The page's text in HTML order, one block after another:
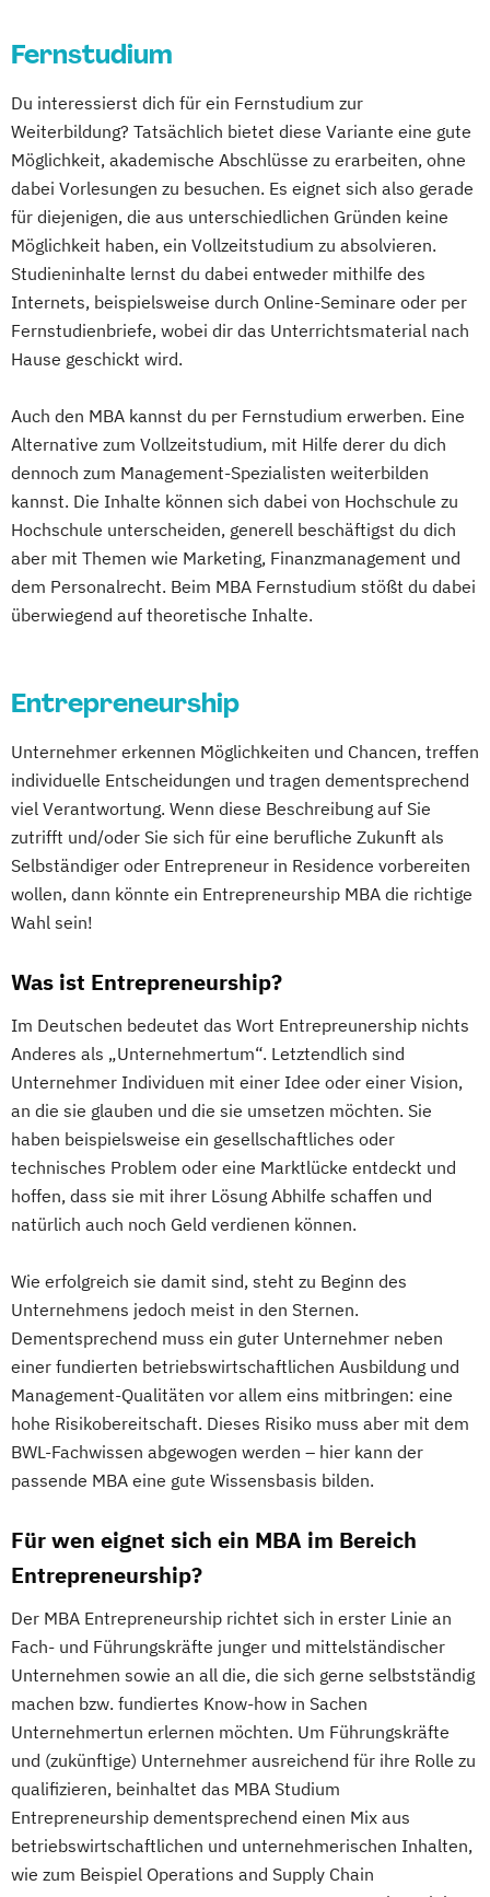
MBA Internationale
MBA Leading Business Transformation
MBA Management in der Weinwirtschaft
MBA Marketing-Management
MBA Motorsport-Management
MBA Sport-Management
MBA Unternehmensführung
MBA Vertriebsingenieur/in
Fernstudium
Du interessierst dich für ein Fernstudium zur
Weiterbildung? Tatsächlich bietet diese Variante eine gute
Möglichkeit, akademische Abschlüsse zu erarbeiten, ohne
dabei Vorlesungen zu besuchen. Es eignet sich also gerade
für diejenigen, die aus unterschiedlichen Gründen keine
Möglichkeit haben, ein Vollzeitstudium zu absolvieren.
Studieninhalte lernst du dabei entweder mithilfe des
Internets, beispielsweise durch Online-Seminare oder per
Fernstudienbriefe, wobei dir das Unterrichtsmaterial nach
Hause geschickt wird.
Auch den MBA kannst du per Fernstudium erwerben. Eine
Alternative zum Vollzeitstudium, mit Hilfe derer du dich
dennoch zum Management-Spezialisten weiterbilden
kannst. Die Inhalte können sich dabei von Hochschule zu
Hochschule unterscheiden, generell beschäftigst du dich
aber mit Themen wie Marketing, Finanzmanagement und
dem Personalrecht. Beim MBA Fernstudium stößt du dabei
überwiegend auf theoretische Inhalte.
Entrepreneurship
Unternehmer erkennen Möglichkeiten und Chancen, treffen
individuelle Entscheidungen und tragen dementsprechend
viel Verantwortung. Wenn diese Beschreibung auf Sie
zutrifft und/oder Sie sich für eine berufliche Zukunft als
Selbständiger oder Entrepreneur in Residence vorbereiten
wollen, dann könnte ein Entrepreneurship MBA die richtige
Wahl sein!
Was ist Entrepreneurship?
Im Deutschen bedeutet das Wort Entrepreunership nichts
Anderes als „Unternehmertum“. Letztendlich sind
Unternehmer Individuen mit einer Idee oder einer Vision,
an die sie glauben und die sie umsetzen möchten. Sie
haben beispielsweise ein gesellschaftliches oder
technisches Problem oder eine Marktlücke entdeckt und
hoffen, dass sie mit ihrer Lösung Abhilfe schaffen und
natürlich auch noch Geld verdienen können.
Wie erfolgreich sie damit sind, steht zu Beginn des
Unternehmens jedoch meist in den Sternen.
Dementsprechend muss ein guter Unternehmer neben
einer fundierten betriebswirtschaftlichen Ausbildung und
Management-Qualitäten vor allem eins mitbringen: eine
hohe Risikobereitschaft. Dieses Risiko muss aber mit dem
BWL-Fachwissen abgewogen werden – hier kann der
passende MBA eine gute Wissensbasis bilden.
Für wen eignet sich ein MBA im Bereich
Entrepreneurship?
Der MBA Entrepreneurship richtet sich in erster Linie an
Fach- und Führungskräfte junger und mittelständischer
Unternehmen sowie an all die, die sich gerne selbstständig
machen bzw. fundiertes Know-how in Sachen
Unternehmertun erlernen möchten. Um Führungskräfte
und (zukünftige) Unternehmer ausreichend für ihre Rolle zu
qualifizieren, beinhaltet das MBA Studium
Entrepreneurship dementsprechend einen Mix aus
betriebswirtschaftlichen und unternehmerischen Inhalten,
wie zum Beispiel Operations and Supply Chain